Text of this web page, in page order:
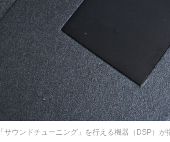
「サウンドチューニング」を行える機器（DSP）